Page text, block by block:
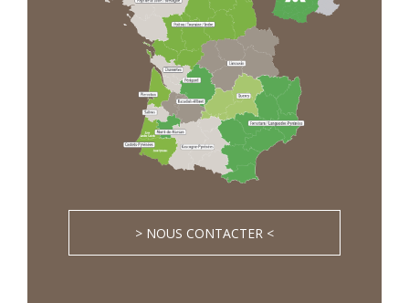
> NOUS CONTACTER <